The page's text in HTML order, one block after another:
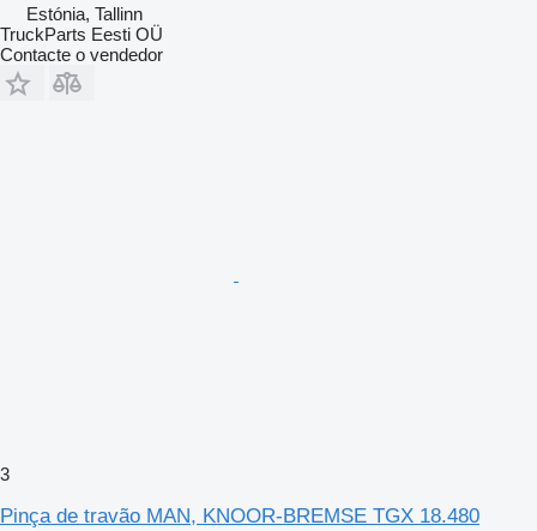
Estónia, Tallinn
TruckParts Eesti OÜ
Contacte o vendedor
3
Pinça de travão MAN, KNOOR-BREMSE TGX 18.480